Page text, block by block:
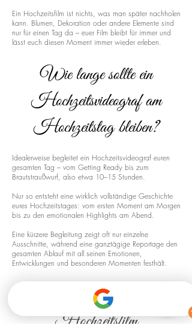
Ein Hochzeitsfilm ist nichts, was man später nachholen
kann. Blumen, Dekoration oder andere Elemente sind
nur für einen Tag da – euer Film bleibt für immer und
lässt euch diesen Moment immer wieder erleben.
Wie lange sollte ein
Hochzeitsvideograf am
Hochzeitstag bleiben?
Idealerweise begleitet ein Hochzeitsvideograf euren
gesamten Tag – vom Getting Ready bis zum
Brautstraußwurf, also etwa 10–15 Stunden.
Nur so entsteht eine wirklich vollständige Geschichte
eures Hochzeitstages: vom ersten Moment am Morgen
bis zu den emotionalen Highlights am Abend.
Eine kürzere Begleitung zeigt oft nur einzelne
Ausschnitte, während eine ganztägige Reportage den
gesamten Ablauf mit all seinen Emotionen,
Entwicklungen und besonderen Momenten festhält.
Drohnenaufnahmen für euren